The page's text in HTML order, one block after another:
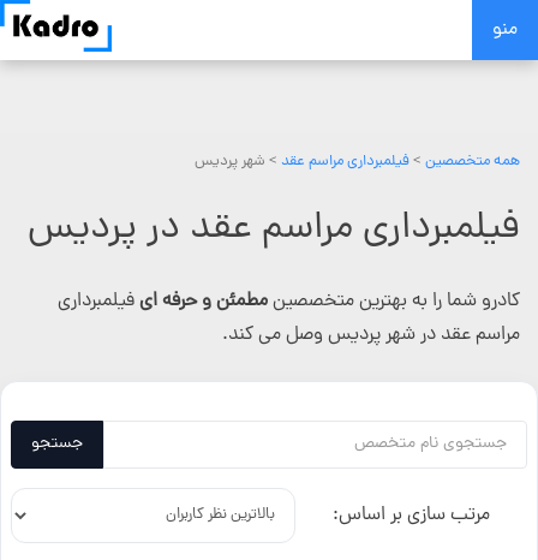
Skip
منو
همه متخصصین >فیلمبرداری مراسم عقد > شهر پردیس
فیلمبرداری مراسم عقد در پردیس
کادرو شما را به بهترین متخصصینمطمئن و حرفه ایفیلمبرداری
مراسم عقد در شهر پردیس وصل می کند.
جستجو
مرتب سازی بر اساس: